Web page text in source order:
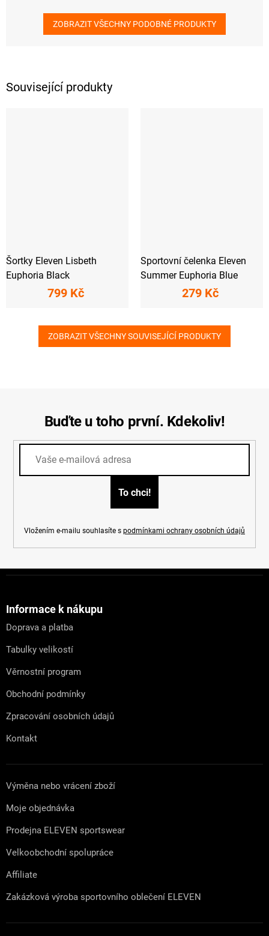
Související produkty
Šortky Eleven Lisbeth
Euphoria Black
799 Kč
Sportovní čelenka Eleven
Summer Euphoria Blue
279 Kč
ZOBRAZIT VŠECHNY SOUVISEJÍCÍ PRODUKTY
ZOBRAZIT VŠECHNY PODOBNÉ PRODUKTY
Buďte u toho první. Kdekoliv!
Vložením e-mailu souhlasíte s podmínkami ochrany osobních údajů
Informace k nákupu
Doprava a platba
Tabulky velikostí
Věrnostní program
Obchodní podmínky
Zpracování osobních údajů
Kontakt
Výměna nebo vrácení zboží
Moje objednávka
Prodejna ELEVEN sportswear
Velkoobchodní spolupráce
Affiliate
Zakázková výroba sportovního oblečení ELEVEN